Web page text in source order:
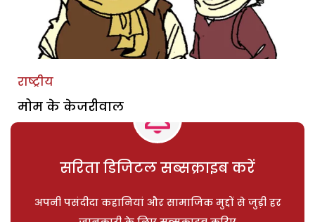
राष्ट्रीय
मोम के केजरीवाल
सरिता डिजिटल सब्सक्राइब करें
अपनी पसंदीदा कहानियां और सामाजिक मुद्दों से जुड़ी हर